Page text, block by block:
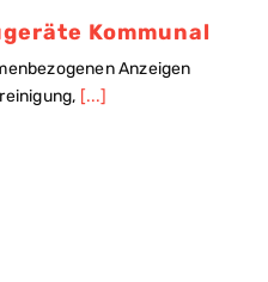
Kommunal
Anzeigen
[...]